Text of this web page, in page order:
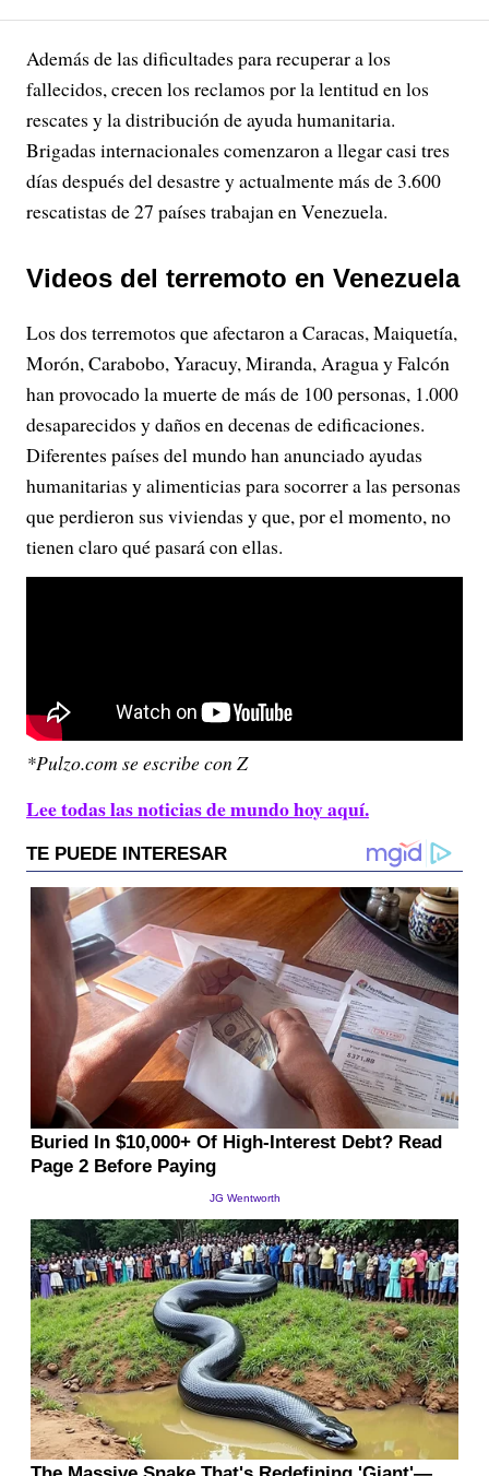
Además de las dificultades para recuperar a los
fallecidos, crecen los reclamos por la lentitud en los
rescates y la distribución de ayuda humanitaria.
Brigadas internacionales comenzaron a llegar casi tres
días después del desastre y actualmente más de 3.600
rescatistas de 27 países trabajan en Venezuela.
Videos del terremoto en Venezuela
Los dos terremotos que afectaron a Caracas, Maiquetía,
Morón, Carabobo, Yaracuy, Miranda, Aragua y Falcón
han provocado la muerte de más de 100 personas, 1.000
desaparecidos y daños en decenas de edificaciones.
Diferentes países del mundo han anunciado ayudas
humanitarias y alimenticias para socorrer a las personas
que perdieron sus viviendas y que, por el momento, no
tienen claro qué pasará con ellas.
*Pulzo.com se escribe con Z
Lee todas las noticias de mundo hoy aquí.